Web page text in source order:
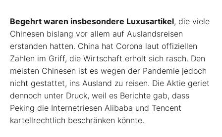
Begehrt waren insbesondere Luxusartikel, die viele
Chinesen bislang vor allem auf Auslandsreisen
erstanden hatten. China hat Corona laut offiziellen
Zahlen im Griff, die Wirtschaft erholt sich rasch. Den
meisten Chinesen ist es wegen der Pandemie jedoch
nicht gestattet, ins Ausland zu reisen. Die Aktie geriet
dennoch unter Druck, weil es Berichte gab, dass
Peking die Internetriesen Alibaba und Tencent
kartellrechtlich beschränken könnte.